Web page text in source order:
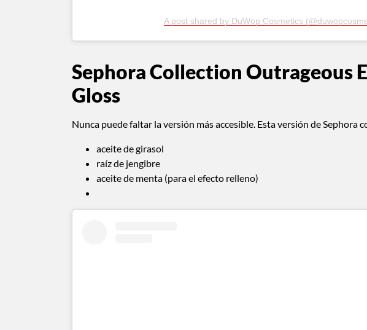
A post shared by DuWop Cosmetics
Sephora Collection Outrageous
Gloss
Nunca puede faltar la versión más accesible. Esta versión de Sephora
aceite de girasol
raíz de jengibre
aceite de menta (para el efecto relleno)